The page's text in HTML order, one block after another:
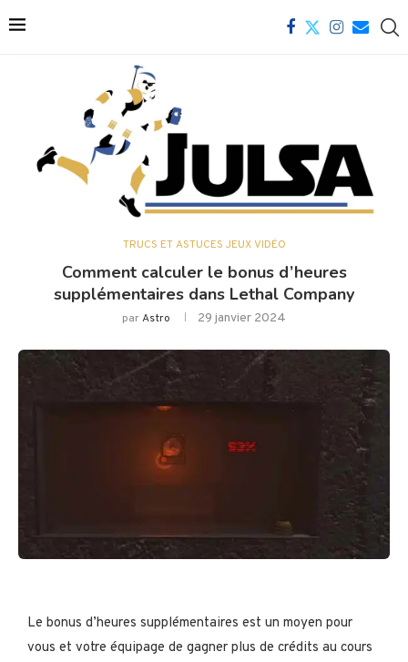
TRUCS ET ASTUCES JEUX VIDÉO
Comment calculer le bonus d’heures
supplémentaires dans Lethal Company
parAstro 29 janvier 2024
Le bonus d’heures supplémentaires est un moyen pour
vous et votre équipage de gagner plus de crédits au cours